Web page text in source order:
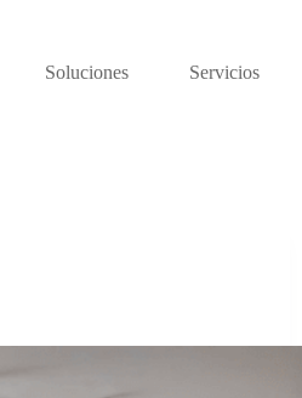
Soluciones Servicios